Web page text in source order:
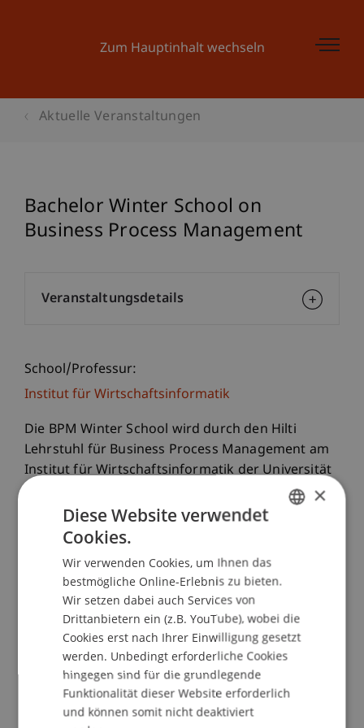
Zum Hauptinhalt wechseln
Aktuelle Veranstaltungen
Bachelor Winter School on
Business Process Management
School/Professur:
Institut für Wirtschaftsinformatik
Die BPM Winter School wird durch den Hilti
Lehrstuhl für Business Process Management am
Institut für Wirtschaftsinformatik der Universität
Liechtenstein durchgeführt. In der Veranstaltung
erhalten Studierende fundierte Einblicke in den
aktuellen State-of-the-Art im Bereich BPM. Der
Experten aus Wissenschaft und Praxis geleitet. In
Case Studies und Übungen werden erlernte
Konzepte und Methoden praktisch angewendet.
Zusätzlich zur Präsenzzeit wird den Studierenden
im Vorlauf der Veranstaltung einschlägige BPM
Literatur zum Selbststudium bereitgestellt.
Themen des Kurses:
Veranstaltungsdetails
×
Diese Website verwendet
Cookies.
Wir verwenden Cookies, um Ihnen das
bestmögliche Online-Erlebnis zu bieten.
Wir setzen dabei auch Services von
Drittanbietern ein (z.B. YouTube), wobei die
Cookies erst nach Ihrer Einwilligung gesetzt
werden. Unbedingt erforderliche Cookies
hingegen sind für die grundlegende
Funktionalität dieser Website erforderlich
und können somit nicht deaktiviert